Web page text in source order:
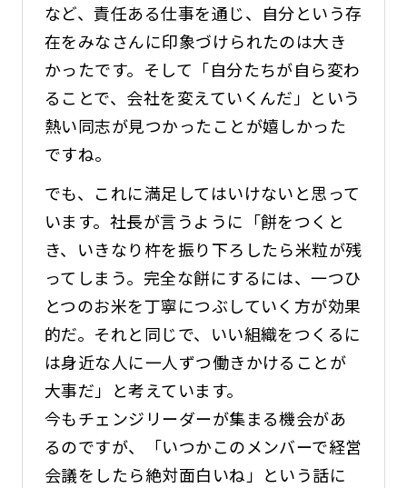
など、責任ある仕事を通じ、自分という存
在をみなさんに印象づけられたのは大き
かったです。そして「自分たちが自ら変わ
ることで、会社を変えていくんだ」という
熱い同志が見つかったことが嬉しかった
ですね。
でも、これに満足してはいけないと思って
います。社長が言うように「餅をつくと
き、いきなり杵を振り下ろしたら米粒が残
ってしまう。完全な餅にするには、一つひ
とつのお米を丁寧につぶしていく方が効果
的だ。それと同じで、いい組織をつくるに
は身近な人に一人ずつ働きかけることが
大事だ」と考えています。
今もチェンジリーダーが集まる機会があ
るのですが、「いつかこのメンバーで経営
会議をしたら絶対面白いね」という話に